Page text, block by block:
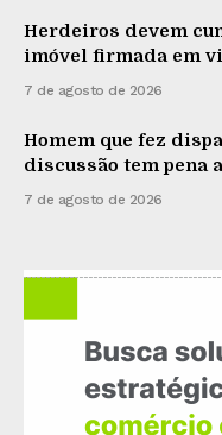
Herdeiros devem
imóvel firmada em
7 de agosto de 2026
Homem que fez
discussão tem pena
7 de agosto de 2026